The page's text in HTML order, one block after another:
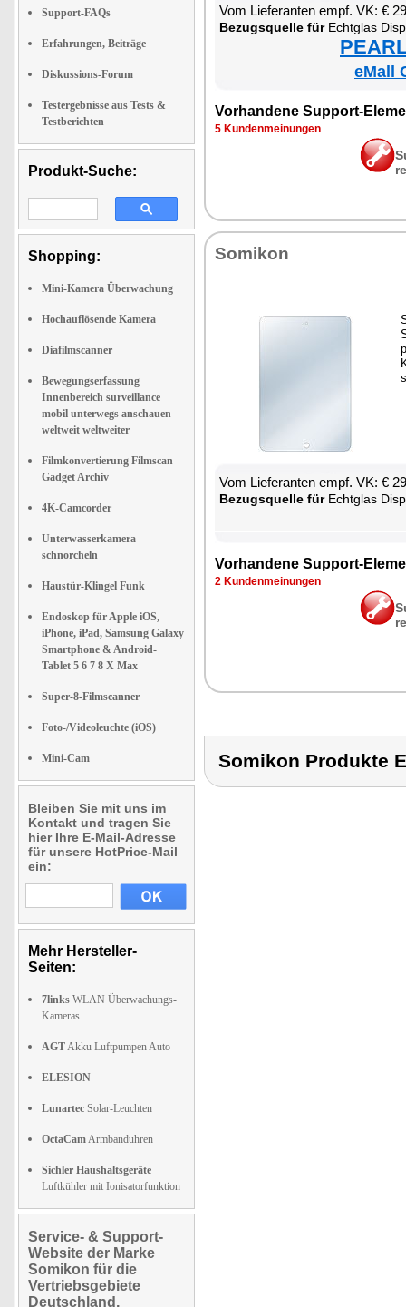
Support-FAQs
Erfahrungen, Beiträge
Diskussions-Forum
Testergebnisse aus Tests &
Testberichten
Produkt-Suche:
Shopping:
Mini-Kamera Überwachung
Hochauflösende Kamera
Diafilmscanner
Bewegungserfassung
Innenbereich surveillance
mobil unterwegs anschauen
weltweit weltweiter
Filmkonvertierung Filmscan
Gadget Archiv
4K-Camcorder
Unterwasserkamera
schnorcheln
Haustür-Klingel Funk
Endoskop für Apple iOS,
iPhone, iPad, Samsung Galaxy
Smartphone & Android-
Tablet 5 6 7 8 X Max
Super-8-Filmscanner
Foto-/Videoleuchte (iOS)
Mini-Cam
Bleiben Sie mit uns im
Kontakt und tragen Sie
hier Ihre E-Mail-Adresse
für unsere HotPrice-Mail
ein:
Mehr Hersteller-
Seiten:
7links WLAN Überwachungs-
Kameras
AGTAkku Luftpumpen Auto
ELESION
Lunartec Solar-Leuchten
OctaCamArmbanduhren
Sichler Haushaltsgeräte
Luftkühler mit Ionisatorfunktion
Service- & Support-
Website der Marke
Somikon für die
Vertriebsgebiete
Deutschland,
Vom Lie­fe­ran­ten empf. VK: €
Be­zugs­quel­le fürEcht­glas
eMall
Vor­han­de­ne Sup­port-
5 Kun­den­mei­nun­gen
So­mi­kon
Vom Lie­fe­ran­ten empf. VK: €
Be­zugs­quel­le fürEcht­glas
Vor­han­de­ne Sup­port-
2 Kun­den­mei­nun­gen
Somikon Produkte